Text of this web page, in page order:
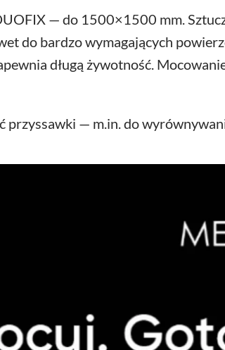
— do 1500×1500 mm.
do bardzo wymagających
długą żywotność.
— m.in. do